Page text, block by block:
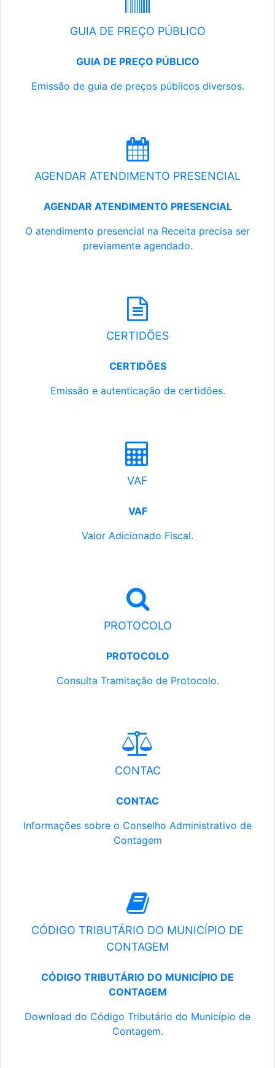
GUIA DE PREÇO PÚBLICO
GUIA DE PREÇO PÚBLICO
Emissão de guia de preços públicos diversos.
AGENDAR ATENDIMENTO PRESENCIAL
AGENDAR ATENDIMENTO PRESENCIAL
O atendimento presencial na Receita precisa ser
previamente agendado.
CERTIDÕES
CERTIDÕES
Emissão e autenticação de certidões.
VAF
VAF
Valor Adicionado Fiscal.
PROTOCOLO
PROTOCOLO
Consulta Tramitação de Protocolo.
CONTAC
CONTAC
Informações sobre o Conselho Administrativo de
Contagem
CÓDIGO TRIBUTÁRIO DO MUNICÍPIO DE
CONTAGEM
CÓDIGO TRIBUTÁRIO DO MUNICÍPIO DE
CONTAGEM
Download do Código Tributário do Município de
Contagem.